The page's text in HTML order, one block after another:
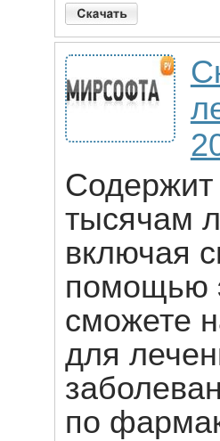
тысячам
включая
помощью
сможете
для
по